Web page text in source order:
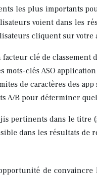
les plus importants
voient dans les
cliquent sur votre
clé de classement
mots-clés ASO
de caractères des
A/B pour déterminer
pertinents dans le
dans les résultats de
de